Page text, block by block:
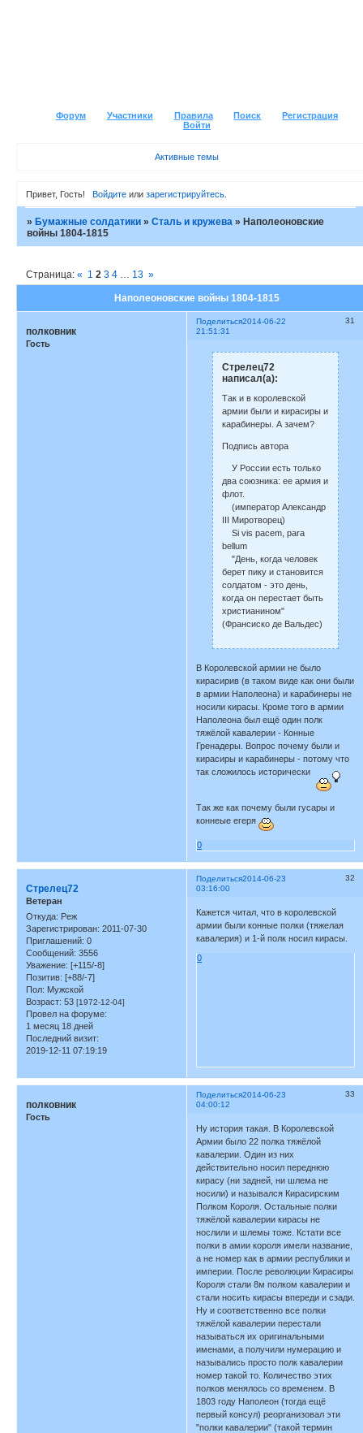
Форум Участники Правила Поиск
Регистрация
Войти
Активные темы
Привет, Гость! Войдитеили зарегистрируйтесь.
»Бумажные солдатики »Сталь и кружева »Наполеоновские
войны 1804-1815
Наполеоновские войны 1804-1815
Страница:« 1 2 3 4 … 13 »
Поделиться 31
2014-06-22
21:51:31
полковник
Гость
Стрелец72
написал(а):
Так и в королевской
армии были и кирасиры и
карабинеры. А зачем?
Подпись автора
У России есть только
два союзника: ее армия и
флот.
(император Александр
III Миротворец)
Si vis pacem, para
bellum
"День, когда человек
берет пику и становится
солдатом - это день,
когда он перестает быть
христианином"
(Франсиско де Вальдес)
В Королевской армии не было
кирасирив (в таком виде как они были
в армии Наполеона) и карабинеры не
носили кирасы. Кроме того в армии
Наполеона был ещё один полк
тяжёлой кавалерии - Конные
Гренадеры. Вопрос почему были и
кирасиры и карабинеры - потому что
так сложилось исторически
Так же как почему были гусары и
коннеые егеря
0
Поделиться 32
2014-06-23
03:16:00
Стрелец72
Ветеран
Откуда: Реж
Зарегистрирован: 2011-07-30
Приглашений: 0
Сообщений: 3556
Уважение: [+115/-8]
Позитив: [+88/-7]
Пол: Мужской
Возраст: 53 [1972-12-04]
Провел на форуме:
1 месяц 18 дней
Последний визит:
2019-12-11 07:19:19
Кажется читал, что в королевской
армии были конные полки (тяжелая
кавалерия) и 1-й полк носил кирасы.
0
Поделиться 33
2014-06-23
04:00:12
полковник
Гость
Ну история такая. В Королевской
Армии было 22 полка тяжёлой
кавалерии. Один из них
действительно носил переднюю
кирасу (ни задней, ни шлема не
носили) и назывался Кирасирским
Полком Короля. Остальные полки
тяжёлой кавалерии кирасы не
нослили и шлемы тоже. Кстати все
полки в амии короля имели название,
а не номер как в армии республики и
империи. После революции Кирасиры
Короля стали 8м полком кавалерии и
стали носить кирасы впереди и сзади.
Ну и соответственно все полки
тяжёлой кавалерии перестали
называться их оригинальными
именами, а получили нумерацию и
назывались просто полк кавалерии
номер такой то. Количество этих
полков менялось со временем. В
1803 году Наполеон (тогда ещё
первый консул) реорганизовал эти
"полки кавалерии" (такой термин